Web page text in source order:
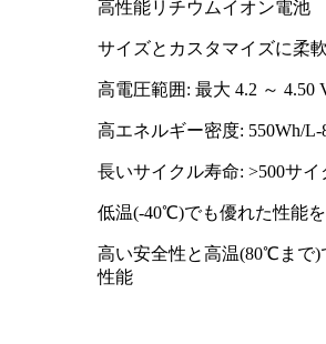
高性能リチウムイオン電池
サイズとカスタマイズに柔
高電圧範囲: 最大 4.2 ～ 4.50
高エネルギー密度: 550Wh/L-
長いサイクル寿命: >500サイ
低温(-40℃)でも優れた性能
高い安全性と高温(80℃まで)
性能